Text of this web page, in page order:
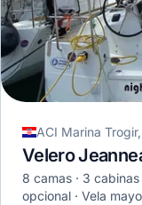
ACI Marina
Velero
8 camas 3 cabinas
opcional
Vela